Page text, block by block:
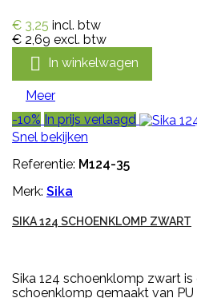
€ 3,25 incl. btw
€ 2,69 excl. btw
 In winkelwagen
Meer
-10% In prijs verlaagd
Snel bekijken
Referentie: M124-35
Merk: Sika
SIKA 124 SCHOENKLOMP ZWART
Sika 124 schoenklomp zwart
schoenklomp gemaakt van PU